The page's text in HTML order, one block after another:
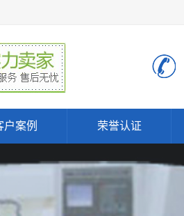
户案例 荣誉认证